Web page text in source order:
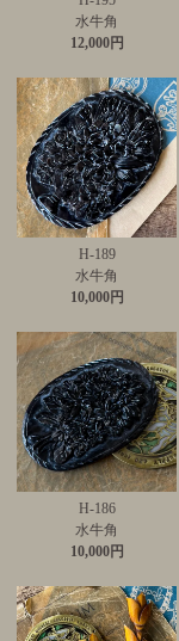
水牛角
12,000円
H-189
水牛角
10,000円
H-186
水牛角
10,000円